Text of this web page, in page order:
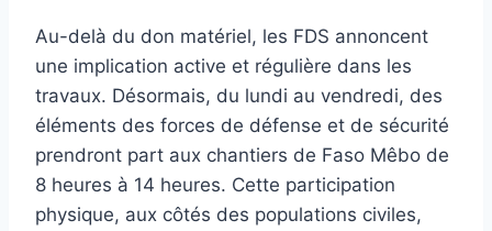
Au-delà du don matériel, les FDS annoncent
une implication active et régulière dans les
travaux. Désormais, du lundi au vendredi, des
éléments des forces de défense et de sécurité
prendront part aux chantiers de Faso Mêbo de
8 heures à 14 heures. Cette participation
physique, aux côtés des populations civiles,